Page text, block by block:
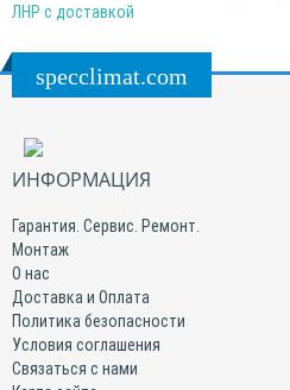
ЛНР с доставкой
specclimat.com
ИНФОРМАЦИЯ
Гарантия. Сервис. Ремонт.
Монтаж
О нас
Доставка и Оплата
Политика безопасности
Условия соглашения
Связаться с нами